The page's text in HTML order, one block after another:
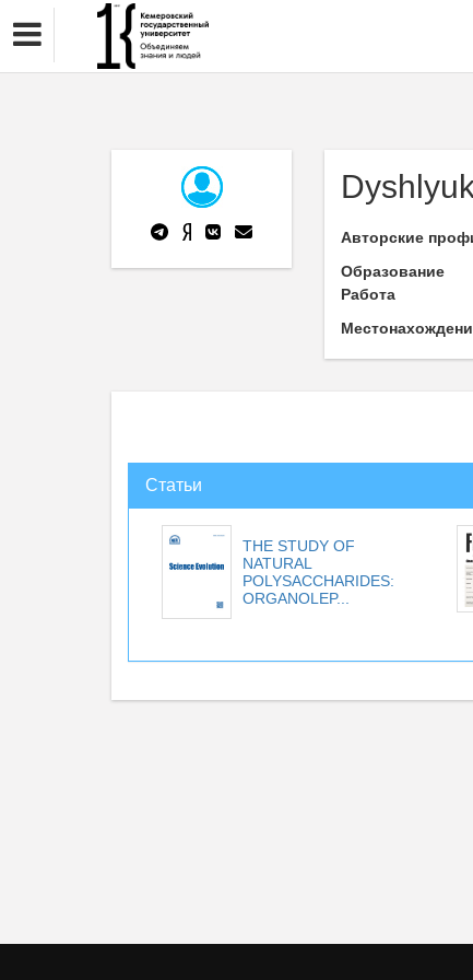
Авторские
Образование
Работа
Статьи
THE STUDY OF
NATURAL
POLYSACCHARIDES:
ORGANOLEP...